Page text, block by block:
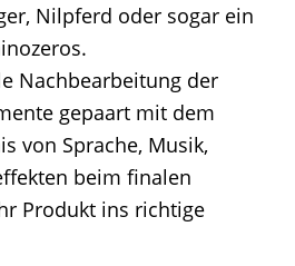
Nilpferd oder sogar ein
Nachbearbeitung der
gepaart mit dem
von Sprache, Musik,
beim finalen
Produkt ins richtige